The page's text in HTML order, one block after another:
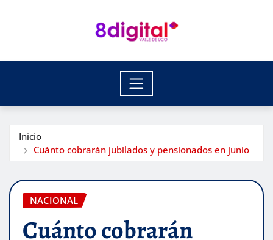
Inicio
Cuánto cobrarán jubilados y pensionados en junio
NACIONAL
Cuánto cobrarán